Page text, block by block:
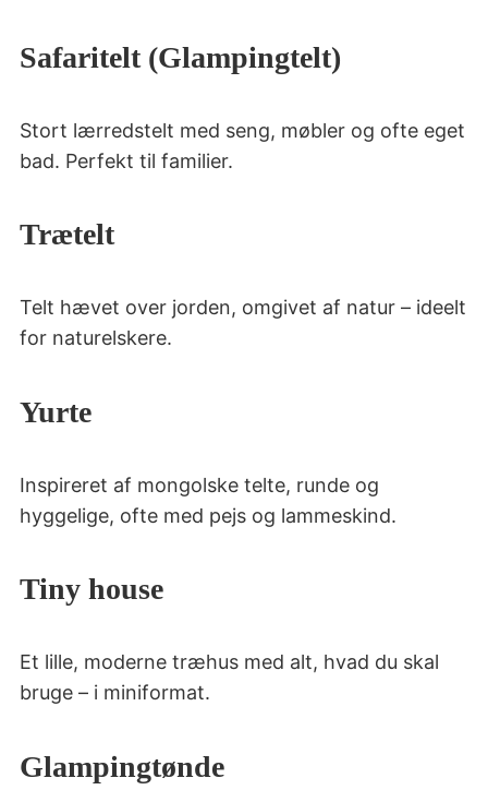
Safaritelt (Glampingtelt)
Stort lærredstelt med seng, møbler og ofte eget
bad. Perfekt til familier.
Trætelt
Telt hævet over jorden, omgivet af natur – ideelt
for naturelskere.
Yurte
Inspireret af mongolske telte, runde og
hyggelige, ofte med pejs og lammeskind.
Tiny house
Et lille, moderne træhus med alt, hvad du skal
bruge – i miniformat.
Glampingtønde